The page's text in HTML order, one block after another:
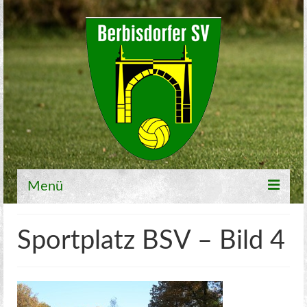
Menü
Fußball
1. Mannschaft
Sportplatz BSV – Bild 4